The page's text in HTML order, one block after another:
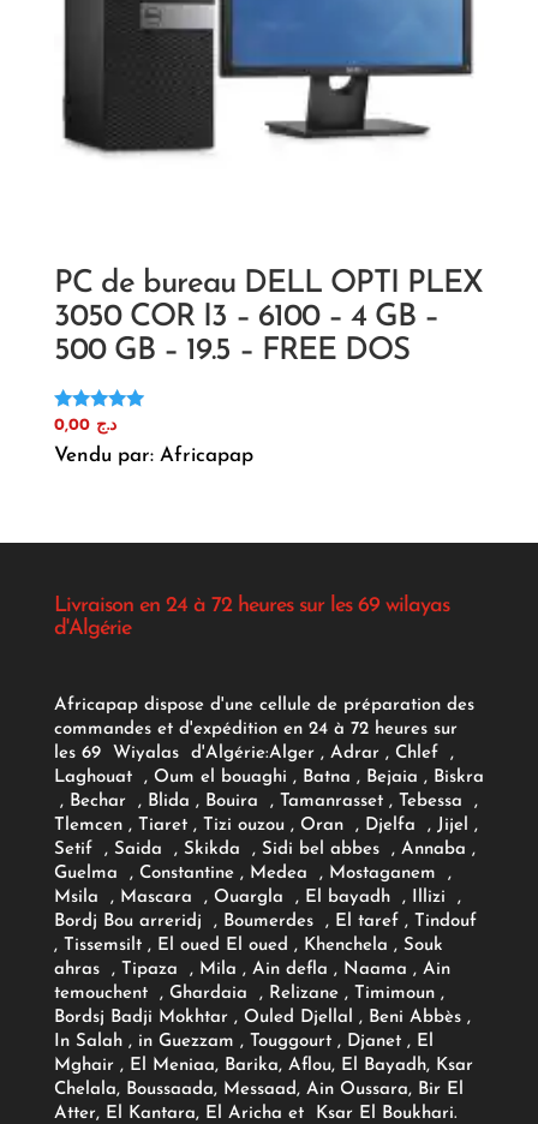
PC de bureau DELL OPTI PLEX
3050 COR I3 – 6100 – 4 GB –
500 GB – 19.5 – FREE DOS
Note
sur 5
د.ج 0,00
Vendu par: Africapap
Livraison en 24 à 72 heures sur les 69 wilayas
d'Algérie
Africapap dispose d'une cellule de préparation des
commandes et d'expédition en 24 à 72 heures sur
les 69 Wiyalas d'Algérie:Alger , Adrar, Chlef ,
Laghouat , Oum el bouaghi , Batna , Bejaia , Biskra
, Bechar , Blida , Bouira , Tamanrasset , Tebessa ,
Tlemcen , Tiaret , Tizi ouzou , Oran , Djelfa , Jijel ,
Setif , Saida , Skikda , Sidi bel abbes , Annaba ,
Guelma , Constantine , Medea , Mostaganem ,
Msila , Mascara , Ouargla , El bayadh , Illizi ,
Bordj Bou arreridj , Boumerdes , El taref , Tindouf
, Tissemsilt , El oued El oued , Khenchela , Souk
ahras , Tipaza , Mila , Ain defla , Naama , Ain
temouchent , Ghardaia , Relizane , Timimoun ,
Bordsj Badji Mokhtar , Ouled Djellal , Beni Abbès ,
In Salah , in Guezzam , Touggourt , Djanet , El
Mghair , El Meniaa, Barika, Aflou, El Bayadh, Ksar
Chelala, Boussaada, Messaad, Ain Oussara, Bir El
Atter, El Kantara, El Aricha et Ksar El Boukhari.